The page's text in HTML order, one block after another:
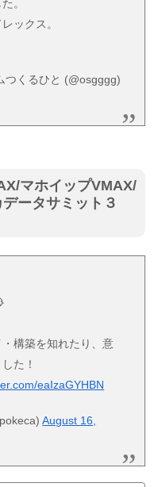
。
ックス。
くるひと (@osgggg)
マホイップVMAX/
ータサミット３
構築を知れたり、意
た！
eaIzaGYHBN
August 16,